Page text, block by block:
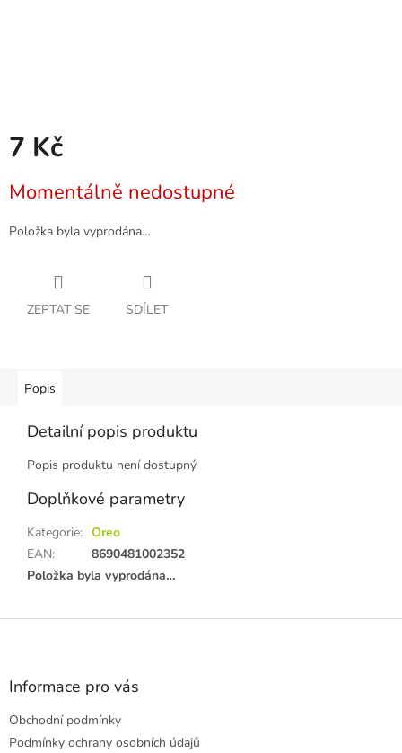
7 Kč
cena:
Momentálně nedostupné
Položka byla vyprodána…
ZEPTAT SE SDÍLET
Popis
Detailní popis produktu
Popis produktu není dostupný
Doplňkové parametry
Kategorie: Oreo
EAN:
8690481002352
Položka byla vyprodána…
Z
Informace pro vás
Obchodní podmínky
Podmínky ochrany osobních údajů